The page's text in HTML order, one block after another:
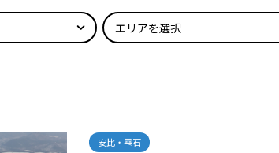
エリアを選択
安比・雫石